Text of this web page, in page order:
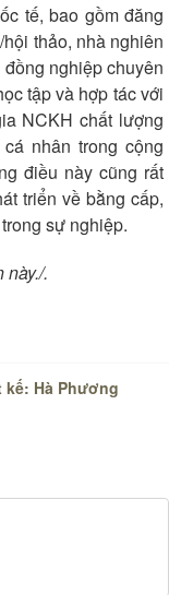
tế, bao gồm đăng
thảo, nhà nghiên
nghiệp chuyên
tập và hợp tác với
NCKH chất lượng
nhân trong cộng
điều này cũng rất
triển về bằng cấp,
sự nghiệp.
này./.
kế: Hà Phương